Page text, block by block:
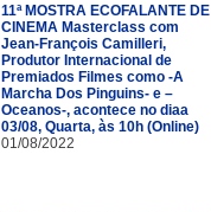
11ª MOSTRA ECOFALANTE DE
CINEMA Masterclass com
Jean-François Camilleri,
Produtor Internacional de
Premiados Filmes como -A
Marcha Dos Pinguins- e –
Oceanos-, acontece no diaa
03/08, Quarta, às 10h (Online)
01/08/2022